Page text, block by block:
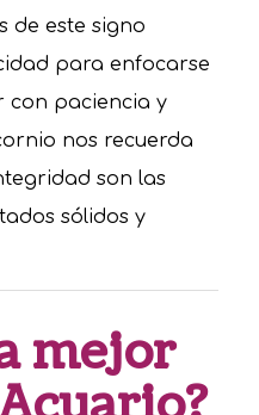
de este signo
para enfocarse
con paciencia y
nos recuerda
son las
sólidos y
mejor